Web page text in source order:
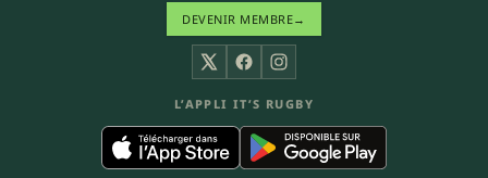
DEVENIR MEMBRE→
X FacebookInstagram
L’APPLI IT’S RUGBY